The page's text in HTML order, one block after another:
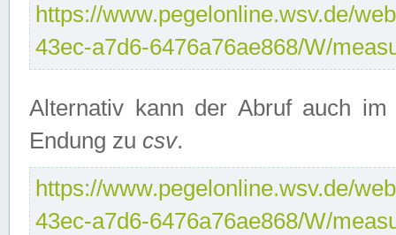
https://www.pegelonline.wsv.de/
43ec-a7d6-6476a76ae868/W/
Alternativ kann der Abruf auch
Endung zu csv.
https://www.pegelonline.wsv.de/
43ec-a7d6-6476a76ae868/W/